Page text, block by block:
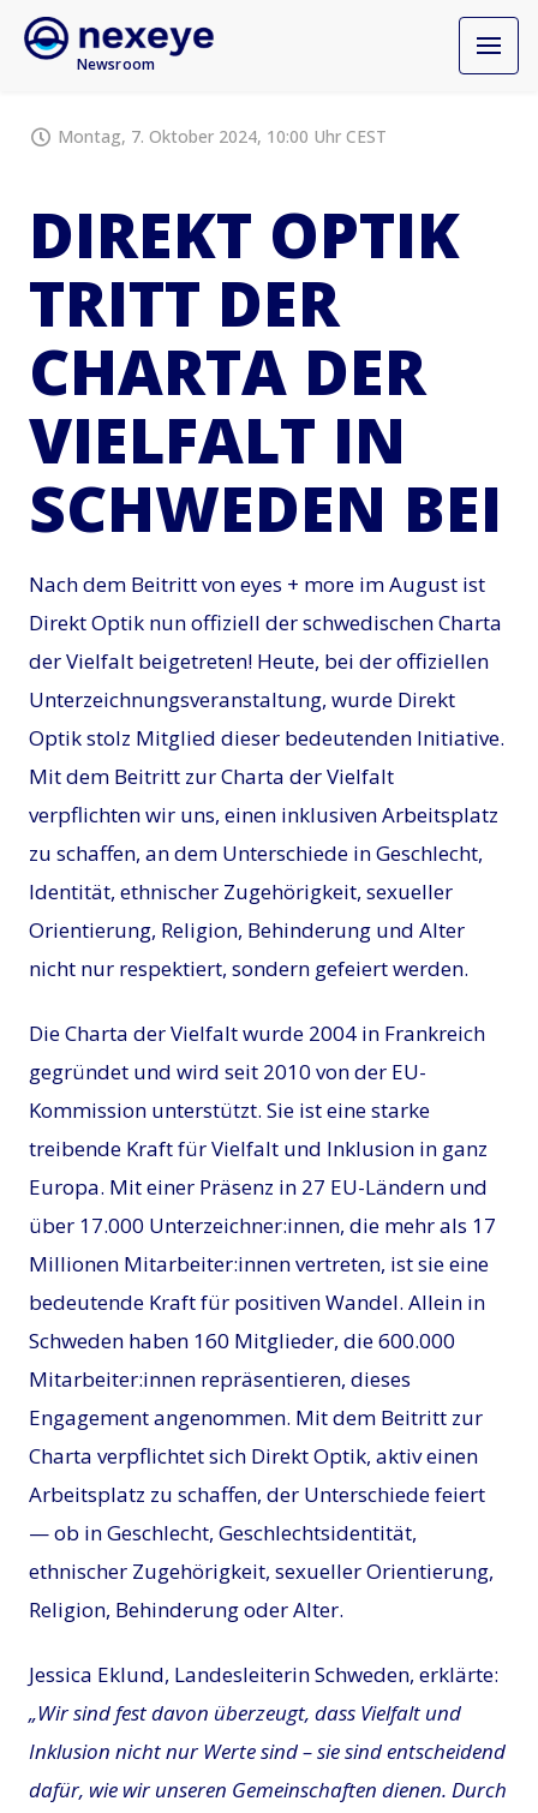
Newsroom
Montag, 7. Oktober 2024, 10:00 Uhr CEST
DIREKT OPTIK
TRITT DER
CHARTA DER
VIELFALT IN
SCHWEDEN BEI
Nach dem Beitritt von eyes + more im August ist
Direkt Optik nun offiziell der schwedischen Charta
der Vielfalt beigetreten! Heute, bei der offiziellen
Unterzeichnungsveranstaltung, wurde Direkt
Optik stolz Mitglied dieser bedeutenden Initiative.
Mit dem Beitritt zur Charta der Vielfalt
verpflichten wir uns, einen inklusiven Arbeitsplatz
zu schaffen, an dem Unterschiede in Geschlecht,
Identität, ethnischer Zugehörigkeit, sexueller
Orientierung, Religion, Behinderung und Alter
nicht nur respektiert, sondern gefeiert werden.
Die Charta der Vielfalt wurde 2004 in Frankreich
gegründet und wird seit 2010 von der EU-
Kommission unterstützt. Sie ist eine starke
treibende Kraft für Vielfalt und Inklusion in ganz
Europa. Mit einer Präsenz in 27 EU-Ländern und
über 17.000 Unterzeichner:innen, die mehr als 17
Millionen Mitarbeiter:innen vertreten, ist sie eine
bedeutende Kraft für positiven Wandel. Allein in
Schweden haben 160 Mitglieder, die 600.000
Mitarbeiter:innen repräsentieren, dieses
Engagement angenommen. Mit dem Beitritt zur
Charta verpflichtet sich Direkt Optik, aktiv einen
Arbeitsplatz zu schaffen, der Unterschiede feiert
— ob in Geschlecht, Geschlechtsidentität,
ethnischer Zugehörigkeit, sexueller Orientierung,
Religion, Behinderung oder Alter.
Jessica Eklund, Landesleiterin Schweden, erklärte:
„Wir sind fest davon überzeugt, dass Vielfalt und
Inklusion nicht nur Werte sind – sie sind entscheidend
dafür, wie wir unseren Gemeinschaften dienen. Durch